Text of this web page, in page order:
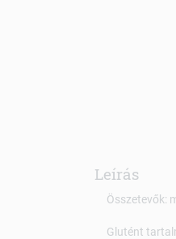
Leírás
Összetevők:
Glutént